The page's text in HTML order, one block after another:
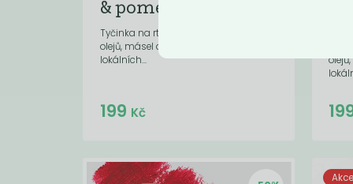
& pomeranč
Tyčinka na rty složená z rostlinných
olejů, másel a vosků (zejména
lokálních...
Do košíku:
199 Kč
Akce